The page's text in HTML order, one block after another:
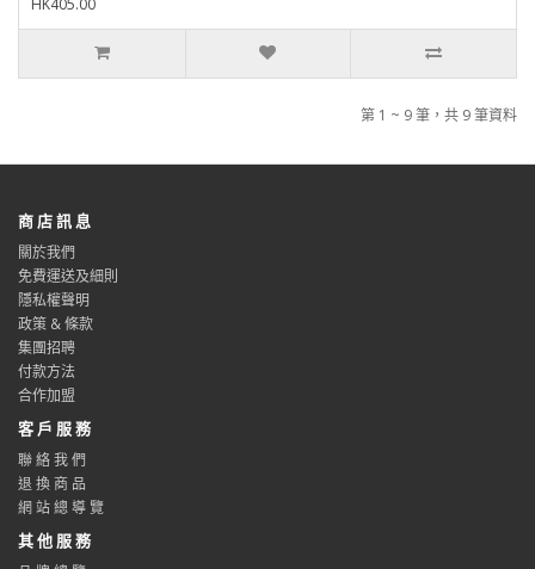
HK405.00
第 1 ~ 9 筆，共 9 筆資料
商 店 訊 息
關於我們
免費運送及細則
隱私權聲明
政策 & 條款
集團招聘
付款方法
合作加盟
客 戶 服 務
聯 絡 我 們
退 換 商 品
網 站 總 導 覽
其 他 服 務